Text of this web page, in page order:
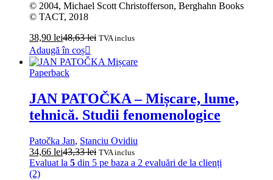
© 2004, Michael Scott Christofferson, Berghahn Books
© TACT, 2018
38,90 lei48,63lei TVA inclus
Adaugă în coș
Paperback
JAN PATOČKA – Mișcare, lume,
tehnică. Studii fenomenologice
Patočka Jan, Stanciu Ovidiu
34,66 lei43,33lei TVA inclus
Evaluat la 5 din 5 pe baza a 2 evaluări de la clienți
(2)